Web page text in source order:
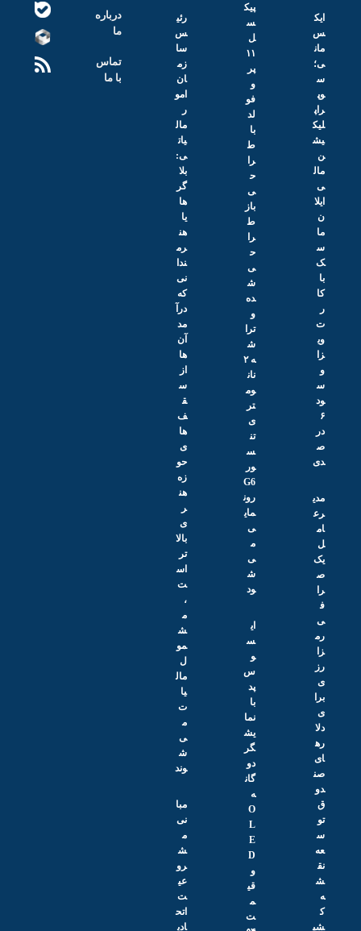
ایک
س
مان
ی؛
س
وپ
راپ
لیک
یش
ن
مال
ی
ایلا
ن
ما
س
ک
با
کا
ر
ت
وی
زا
و
س
ود
۶
در
ص
دی
مدی
رع
ام
ل
یک
ص
را
ف
ی
رم
زا
رز
ی
برا
ی
دلا
ره
ای
صن
دو
ق
تو
س
عه
نق
ش
ه
ک
شی
پیک
س
ل
۱۱
پر
و
فو
لد
با
ط
را
ح
ی
باز
ط
را
ح
ی‌
ش
ده
و
ترا
ش
ه ۲
نان
وم
تر
ی
تن
س
ور
G6
رون
مای
ی
م
ی‌
ش
ود
ای
س
و
س
پد
با
نما
یش
گر
دو
گان
ه
O
L
E
D
و
قی
م
ت
رئی
س
سا
زم
ان
امو
ر
مال
یات
ی:
بلا
گر‌
ها
یا
هن
رم
ندا
نی
که
درآ
مد
آن‌
ها
از
س
ق
ف‌
ها
ی
حو
زه
هن
ر
ی
بالا
تر
اس
ت
،
م
ش
مو
ل
مال
یا
ت
م
ی‌
ش
وند
مبا
نی
م
ش
رو
عی
ت
اتح
ادی
درباره
ما
تماس
با ما